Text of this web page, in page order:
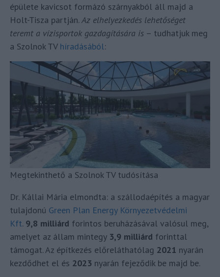
épülete kavicsot formázó szárnyakból áll majd a
Holt-Tisza partján. Az elhelyezkedés lehetőséget
teremt a vízisportok gazdagítására is – tudhatjuk meg
a Szolnok TV híradásából:
Megtekinthető a Szolnok TV tudósítása
Dr. Kállai Mária elmondta: a szállodaépítés a magyar
tulajdonú Green Plan Energy Környezetvédelmi
Kft. 9,8 milliárd forintos beruházásával valósul meg,
amelyet az állam mintegy 3,9 milliárd forinttal
támogat. Az építkezés előreláthatólag 2021 nyarán
kezdődhet el és 2023 nyarán fejeződik be majd be.